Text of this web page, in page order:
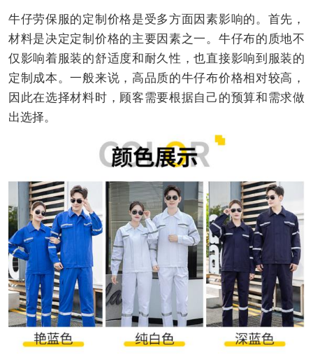
牛仔劳保服的定制价格是受多方面因素影响的。首先，
材料是决定定制价格的主要因素之一。牛仔布的质地不
仅影响着服装的舒适度和耐久性，也直接影响到服装的
定制成本。一般来说，高品质的牛仔布价格相对较高，
因此在选择材料时，顾客需要根据自己的预算和需求做
出选择。